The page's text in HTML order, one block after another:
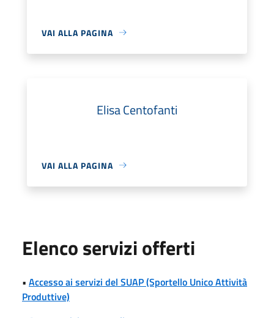
VAI ALLA PAGINA
Elisa Centofanti
VAI ALLA PAGINA
Elenco servizi offerti
• Accesso ai servizi del SUAP (Sportello Unico Attività
Produttive)